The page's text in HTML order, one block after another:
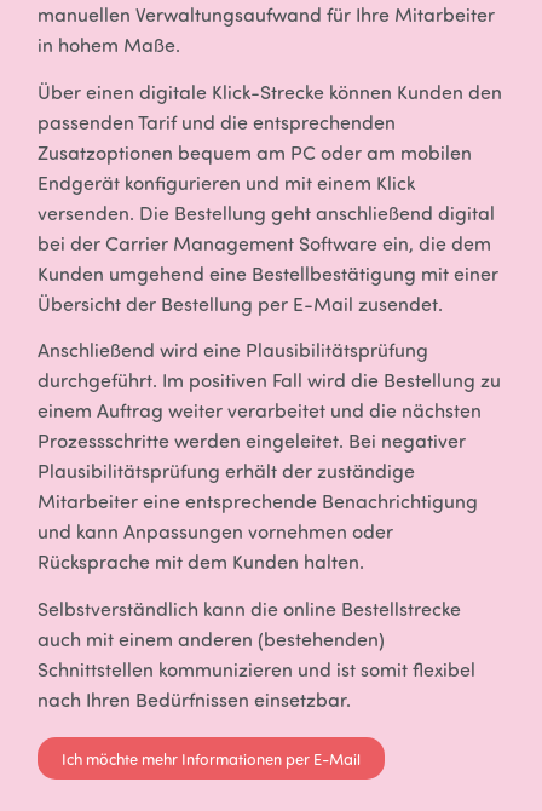
manuellen Verwaltungsaufwand für Ihre Mitarbeiter
in hohem Maße.
Über einen digitale Klick-Strecke können Kunden den
passenden Tarif und die entsprechenden
Zusatzoptionen bequem am PC oder am mobilen
Endgerät konfigurieren und mit einem Klick
versenden. Die Bestellung geht anschließend digital
bei der Carrier Management Software ein, die dem
Kunden umgehend eine Bestellbestätigung mit einer
Übersicht der Bestellung per E-Mail zusendet.
Anschließend wird eine Plausibilitätsprüfung
durchgeführt. Im positiven Fall wird die Bestellung zu
einem Auftrag weiter verarbeitet und die nächsten
Prozessschritte werden eingeleitet. Bei negativer
Plausibilitätsprüfung erhält der zuständige
Mitarbeiter eine entsprechende Benachrichtigung
und kann Anpassungen vornehmen oder
Rücksprache mit dem Kunden halten.
Selbstverständlich kann die online Bestellstrecke
auch mit einem anderen (bestehenden)
Schnittstellen kommunizieren und ist somit flexibel
nach Ihren Bedürfnissen einsetzbar.
Ich möchte mehr Informationen per E-Mail